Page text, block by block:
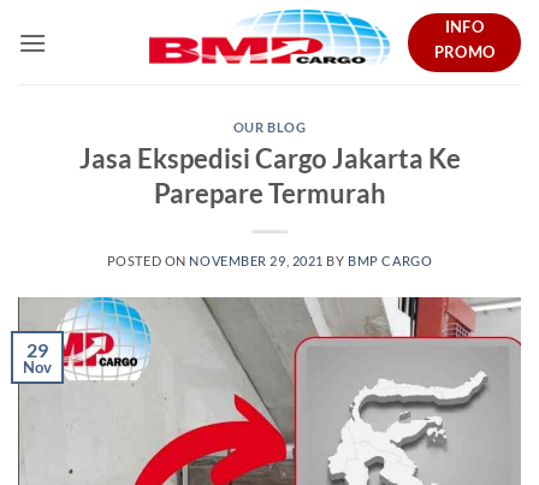
INFO
PROMO
OUR BLOG
Jasa Ekspedisi Cargo Jakarta Ke
Parepare Termurah
POSTED ON NOVEMBER 29, 2021 BY BMP CARGO
29
Nov